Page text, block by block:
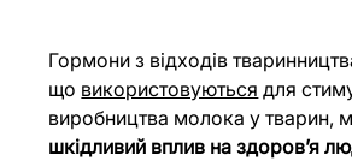
Гормони з відходів
що використовуються для
виробництва молока у тварин,
шкідливий вплив на здоров’я